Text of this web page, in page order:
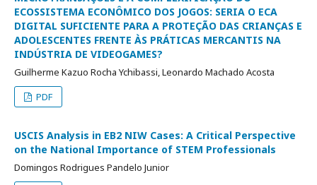
ECOSSISTEMA ECONÔMICO DOS JOGOS: SERIA O ECA
DIGITAL SUFICIENTE PARA A PROTEÇÃO DAS CRIANÇAS E
ADOLESCENTES FRENTE ÀS PRÁTICAS MERCANTIS NA
INDÚSTRIA DE VIDEOGAMES?
Guilherme Kazuo Rocha Ychibassi, Leonardo Machado Acosta
PDF
USCIS Analysis in EB2 NIW Cases: A Critical Perspective
on the National Importance of STEM Professionals
Domingos Rodrigues Pandelo Junior